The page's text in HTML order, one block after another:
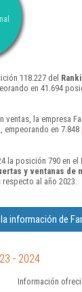
118.227 del
en 41.694
ventas, la empresa
en
la posición 790 en el
y ventanas de
al año 2023.
información de
- 2024
Información